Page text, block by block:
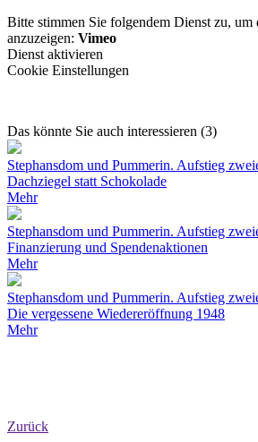
Bitte stimmen Sie folgendem Dienst zu, um
anzuzeigen: Vimeo
Dienst aktivieren
Cookie Einstellungen
Das könnte Sie auch interessieren (3)
Stephansdom und Pummerin. Aufstieg
Dachziegel statt Schokolade
Mehr
Stephansdom und Pummerin. Aufstieg
Finanzierung und Spendenaktionen
Mehr
Stephansdom und Pummerin. Aufstieg
Die vergessene Wiedereröffnung 1948
Mehr
Zurück